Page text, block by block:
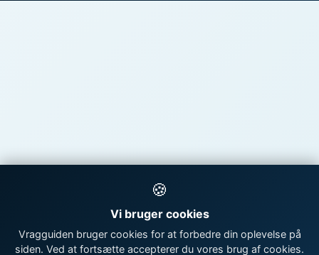
🍪
Vi bruger cookies
Vragguiden bruger cookies for at forbedre din oplevelse på
siden. Ved at fortsætte accepterer du vores brug af cookies.